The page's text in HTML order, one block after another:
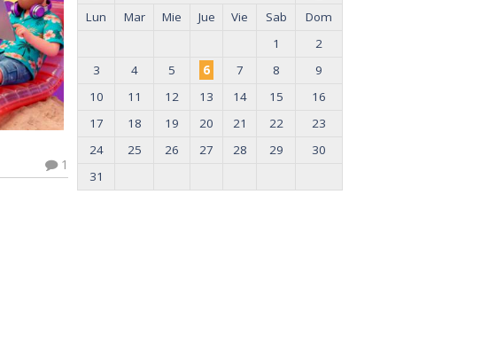
1
Lun
Mar Mie Jue Vie Sab
Dom
1
2
3
4 5 6 7 8
9
10
11 12 13 14 15
16
17
18 19 20 21 22
23
24
25 26 27 28 29
30
31